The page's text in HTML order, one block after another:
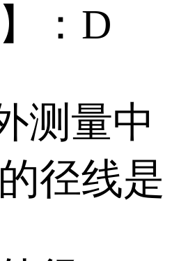
：D
测量中
径线是